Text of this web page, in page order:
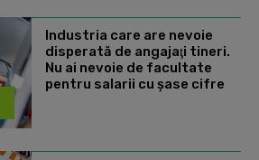
Industria care are nevoie
disperată de angajaţi tineri.
Nu ai nevoie de facultate
pentru salarii cu şase cifre